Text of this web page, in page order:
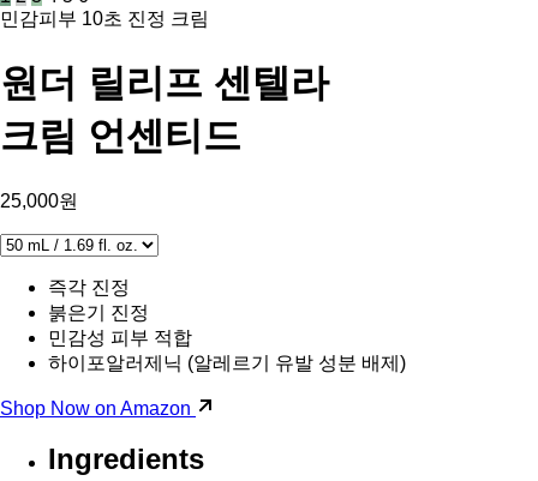
민감피부 10초 진정 크림
원더 릴리프 센텔라
크림 언센티드
25,000원
즉각 진정
붉은기 진정
민감성 피부 적합
하이포알러제닉 (알레르기 유발 성분 배제)
Shop Now on Amazon
Ingredients